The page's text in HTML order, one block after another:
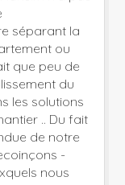
séparant la
ou
que peu de
du
les solutions
.. Du fait
de notre
-
nous